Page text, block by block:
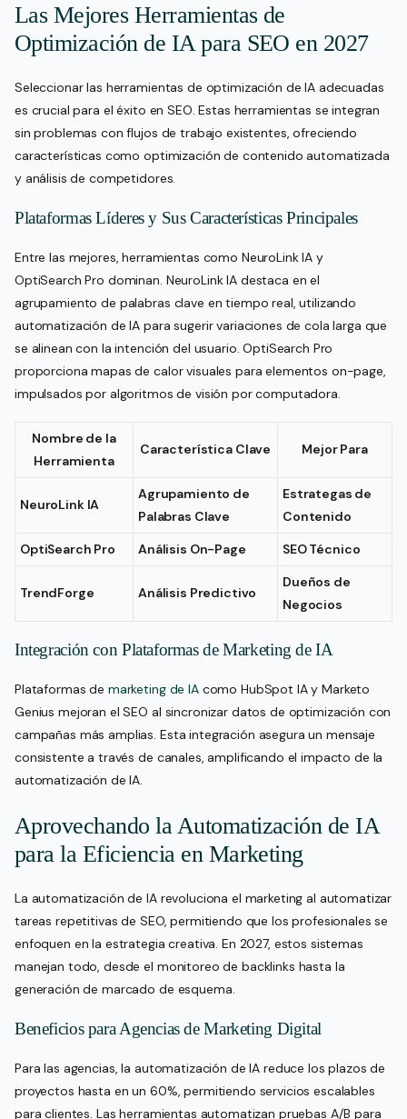
Las Mejores Herramientas de
Optimización de IA para SEO en 2027
Seleccionar las herramientas de optimización de IA adecuadas
es crucial para el éxito en SEO. Estas herramientas se integran
sin problemas con flujos de trabajo existentes, ofreciendo
características como optimización de contenido automatizada
y análisis de competidores.
Plataformas Líderes y Sus Características Principales
Entre las mejores, herramientas como NeuroLink IA y
OptiSearch Pro dominan. NeuroLink IA destaca en el
agrupamiento de palabras clave en tiempo real, utilizando
automatización de IA para sugerir variaciones de cola larga que
se alinean con la intención del usuario. OptiSearch Pro
proporciona mapas de calor visuales para elementos on-page,
impulsados por algoritmos de visión por computadora.
Nombre de la
Herramienta
Característica Clave Mejor Para
NeuroLink IA
Agrupamiento de
Palabras Clave
Estrategas de
Contenido
OptiSearch Pro
Análisis On-Page SEO Técnico
TrendForge Análisis Predictivo
Dueños de
Negocios
Integración con Plataformas de Marketing de IA
Plataformas de marketing de IAcomo HubSpot IA y Marketo
Genius mejoran el SEO al sincronizar datos de optimización con
campañas más amplias. Esta integración asegura un mensaje
consistente a través de canales, amplificando el impacto de la
automatización de IA.
Aprovechando la Automatización de IA
para la Eficiencia en Marketing
La automatización de IA revoluciona el marketing al automatizar
tareas repetitivas de SEO, permitiendo que los profesionales se
enfoquen en la estrategia creativa. En 2027, estos sistemas
manejan todo, desde el monitoreo de backlinks hasta la
generación de marcado de esquema.
Beneficios para Agencias de Marketing Digital
Para las agencias, la automatización de IA reduce los plazos de
proyectos hasta en un 60%, permitiendo servicios escalables
para clientes. Las herramientas automatizan pruebas A/B para